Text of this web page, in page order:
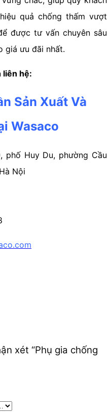
quả chống thấm vượt
được tư vấn chuyên sâu
giá ưu đãi nhất.
liên hệ:
Sản Xuất Và
Wasaco
phố Huy Du, phường Cầu
Nội
xét “Phụ gia chống